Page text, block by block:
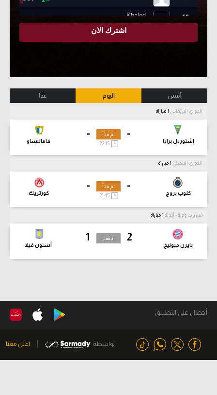
أمس اليوم غدا
الدوري البرتغالي
-
إشتوريل برايا
-
فاماليساو
لم تبدأ
22:15
الدوري البلجيكي
-
كلوب بروج
-
كورتريك
لم تبدأ
21:45
مباريات ودية - أندية
2
بايرن ميونيخ
1
أستون فيلا
انتهت
أحصل على التطبيق
بواسطة اعلن معنا